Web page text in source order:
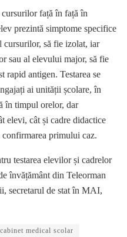
față în față în
prezintă simptome specifice
să fie izolat, iar
sau al elevului major, să fie
rapid antigen. Testarea se
ai unității școlare, în
în timpul orelor, dar
elevi, cât și cadre didactice
primului caz.
testarea elevilor și cadrelor
învățământ din Teleorman
secretarul de stat în MAI,
cabinet medical scolar